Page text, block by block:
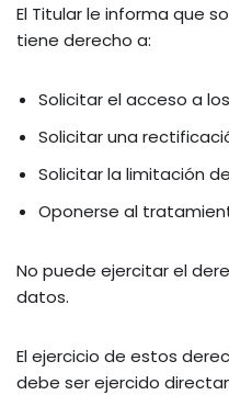
El Titular le informa que
tiene derecho a:
Solicitar el acceso a
Solicitar una
Solicitar la limitación
Oponerse al
No puede ejercitar el
datos.
El ejercicio de estos
debe ser ejercido